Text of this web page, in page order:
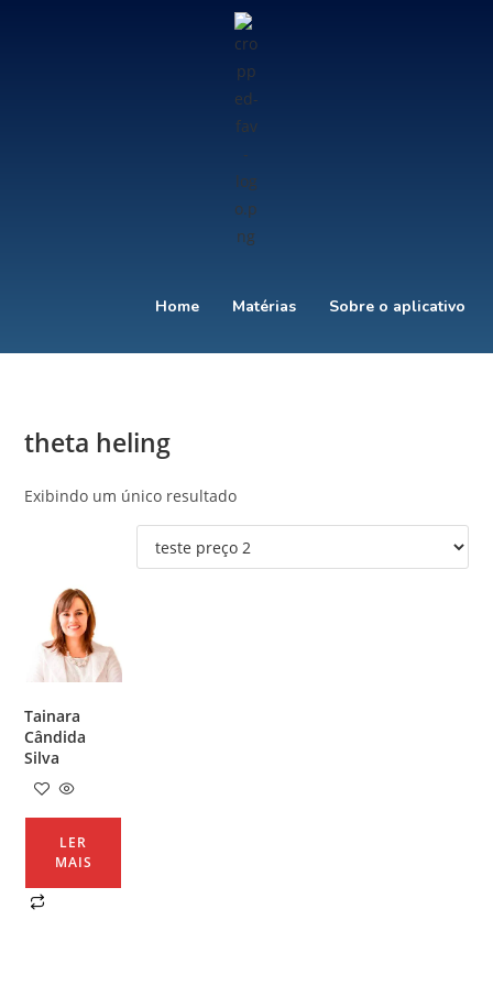
Home Matérias Sobre o aplicativo
theta heling
Exibindo um único resultado
Tainara
Cândida
Silva
LER
MAIS